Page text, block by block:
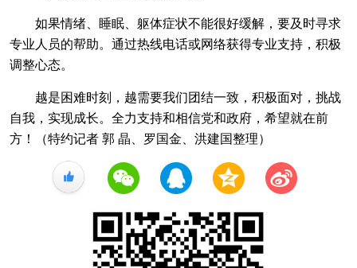
如果情绪、睡眠、躯体症状不能很好缓解，要及时寻求
专业人员的帮助。通过热线电话或网络获得专业支持，积极
调整心态。
越是困难时刻，越需要我们团结一致，积极面对，挑战
自我，实现成长。全力支持和相信党和政府，希望就在前
方！（特约记者 郭 晶、罗国金、洪建国整理）
+1